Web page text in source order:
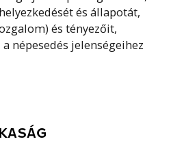
és állapotát,
és tényezőit,
népesedés jelenségeihez